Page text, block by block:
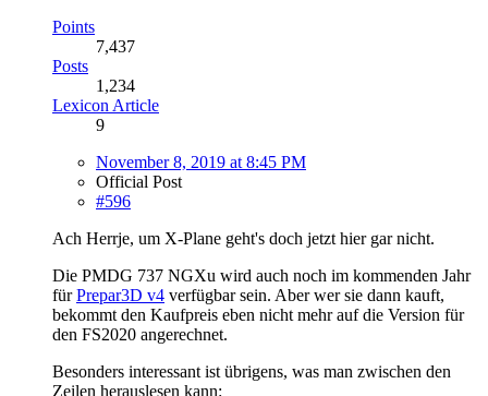
Points
7,437
Posts
1,234
Lexicon Article
9
November 8, 2019 at 8:45 PM
Official Post
#596
Ach Herrje, um X-Plane geht's doch jetzt hier gar nicht.
Die PMDG 737 NGXu wird auch noch im kommenden Jahr
fürPrepar3D v4 verfügbar sein. Aber wer sie dann kauft,
bekommt den Kaufpreis eben nicht mehr auf die Version für
den FS2020 angerechnet.
Besonders interessant ist übrigens, was man zwischen den
Zeilen herauslesen kann: